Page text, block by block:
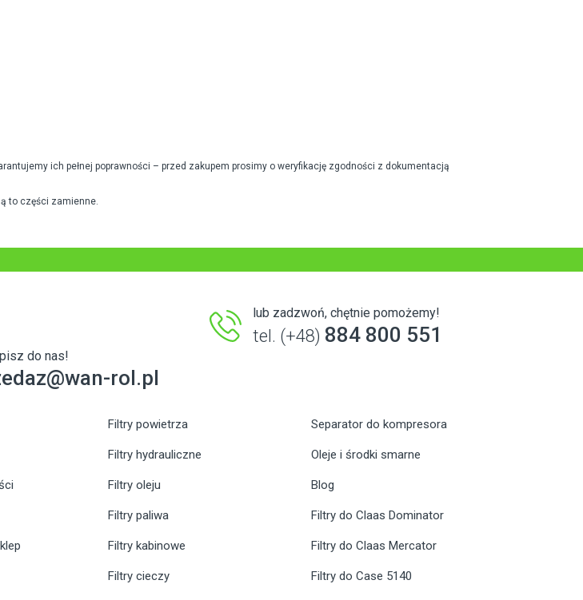
ich pełnej poprawności – przed zakupem prosimy o weryfikację zgodności z dokumentacją
to części zamienne.
do nas!
rol.pl
lub zadzwoń, chętnie pomożemy!
tel. (+48) 884 800 551
Filtry powietrza
Filtry hydrauliczne
Filtry oleju
Filtry paliwa
Filtry kabinowe
Filtry cieczy
Separator do kompresora
Oleje i środki smarne
Blog
Filtry do Claas Dominator
Filtry do Claas Mercator
Filtry do Case 5140